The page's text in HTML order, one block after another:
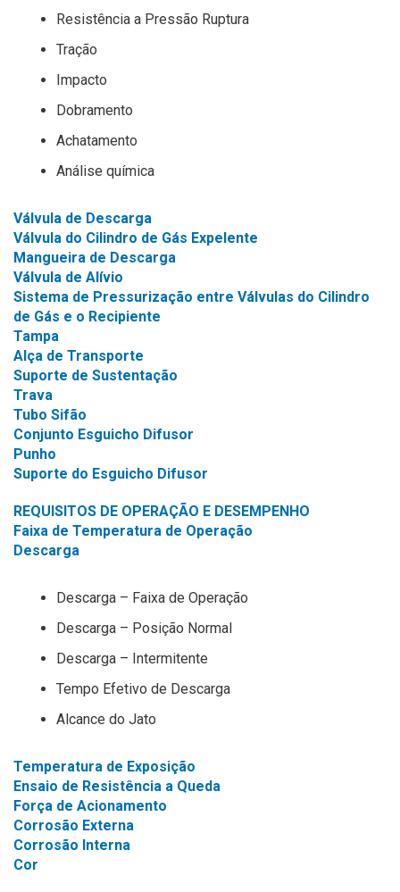
Resistência a Pressão Ruptura
Tração
Impacto
Dobramento
Achatamento
Análise química
Válvula de Descarga
Válvula do Cilindro de Gás Expelente
Mangueira de Descarga
Válvula de Alívio
Sistema de Pressurização entre Válvulas do Cilindro
de Gás e o Recipiente
Tampa
Alça de Transporte
Suporte de Sustentação
Trava
Tubo Sifão
Conjunto Esguicho Difusor
Punho
Suporte do Esguicho Difusor
REQUISITOS DE OPERAÇÃO E DESEMPENHO
Faixa de Temperatura de Operação
Descarga
Descarga – Faixa de Operação
Descarga – Posição Normal
Descarga – Intermitente
Tempo Efetivo de Descarga
Alcance do Jato
Temperatura de Exposição
Ensaio de Resistência a Queda
Força de Acionamento
Corrosão Externa
Corrosão Interna
Cor